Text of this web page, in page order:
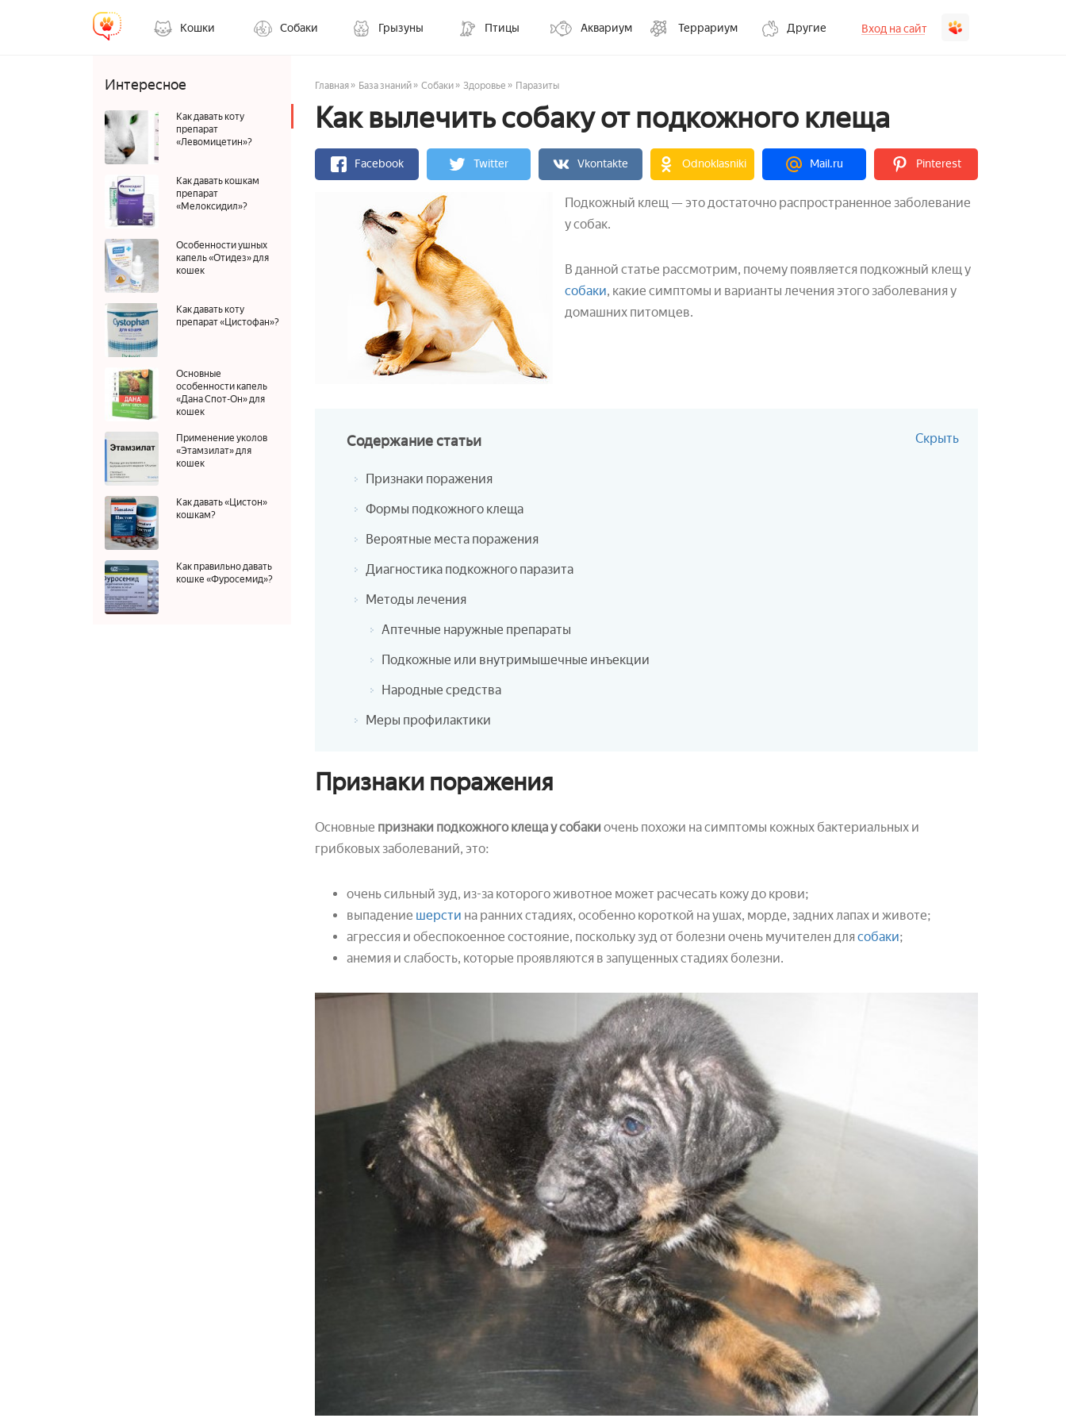
Кошки Собаки Грызуны Птицы Аквариум Террариум Другие Вход на сайт
Интересное
Как давать коту
препарат
«Левомицетин»?
Как давать кошкам
препарат
«Мелоксидил»?
Особенности ушных
капель «Отидез» для
кошек
Как давать коту
препарат «Цистофан»?
Основные
особенности капель
«Дана Спот-Он» для
кошек
Применение уколов
«Этамзилат» для
кошек
Как давать «Цистон»
кошкам?
Как правильно давать
кошке «Фуросемид»?
Главная » База знаний » Собаки » Здоровье » Паразиты
Как вылечить собаку от подкожного клеща
Facebook Twitter Vkontakte Odnoklasniki Mail.ru Pinterest
Подкожный клещ — это достаточно распространенное заболевание
у собак.
В данной статье рассмотрим, почему появляется подкожный клещ у
собаки, какие симптомы и варианты лечения этого заболевания у
домашних питомцев.
Содержаниестатьи Скрыть
Признаки поражения
Формы подкожного клеща
Вероятные места поражения
Диагностика подкожного паразита
Методы лечения
Аптечные наружные препараты
Подкожные или внутримышечные инъекции
Народные средства
Меры профилактики
Признаки поражения
Основные признаки подкожного клеща у собаки очень похожи на симптомы кожных бактериальных и
грибковых заболеваний, это:
очень сильный зуд, из-за которого животное может расчесать кожу до крови;
выпадение шерсти на ранних стадиях, особенно короткой на ушах, морде, задних лапах и животе;
агрессия и обеспокоенное состояние, поскольку зуд от болезни очень мучителен для собаки;
анемия и слабость, которые проявляются в запущенных стадиях болезни.